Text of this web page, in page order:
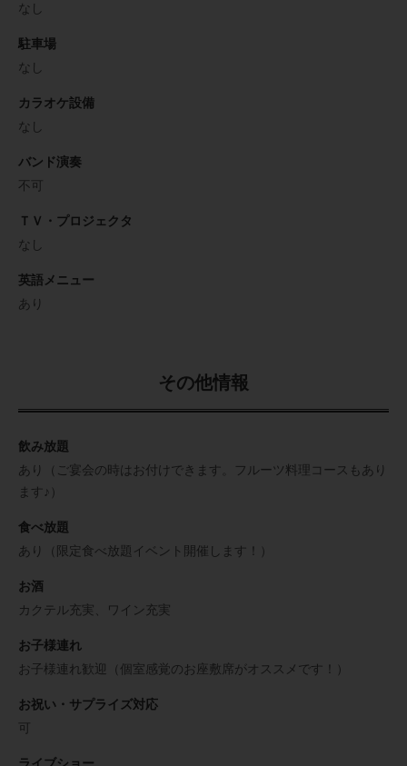
なし
駐車場
なし
カラオケ設備
なし
バンド演奏
不可
ＴＶ・プロジェクタ
なし
英語メニュー
あり
その他情報
飲み放題
あり（ご宴会の時はお付けできます。フルーツ料理コースもあり
ます♪）
食べ放題
あり（限定食べ放題イベント開催します！）
お酒
カクテル充実、ワイン充実
お子様連れ
お子様連れ歓迎（個室感覚のお座敷席がオススメです！）
お祝い・サプライズ対応
可